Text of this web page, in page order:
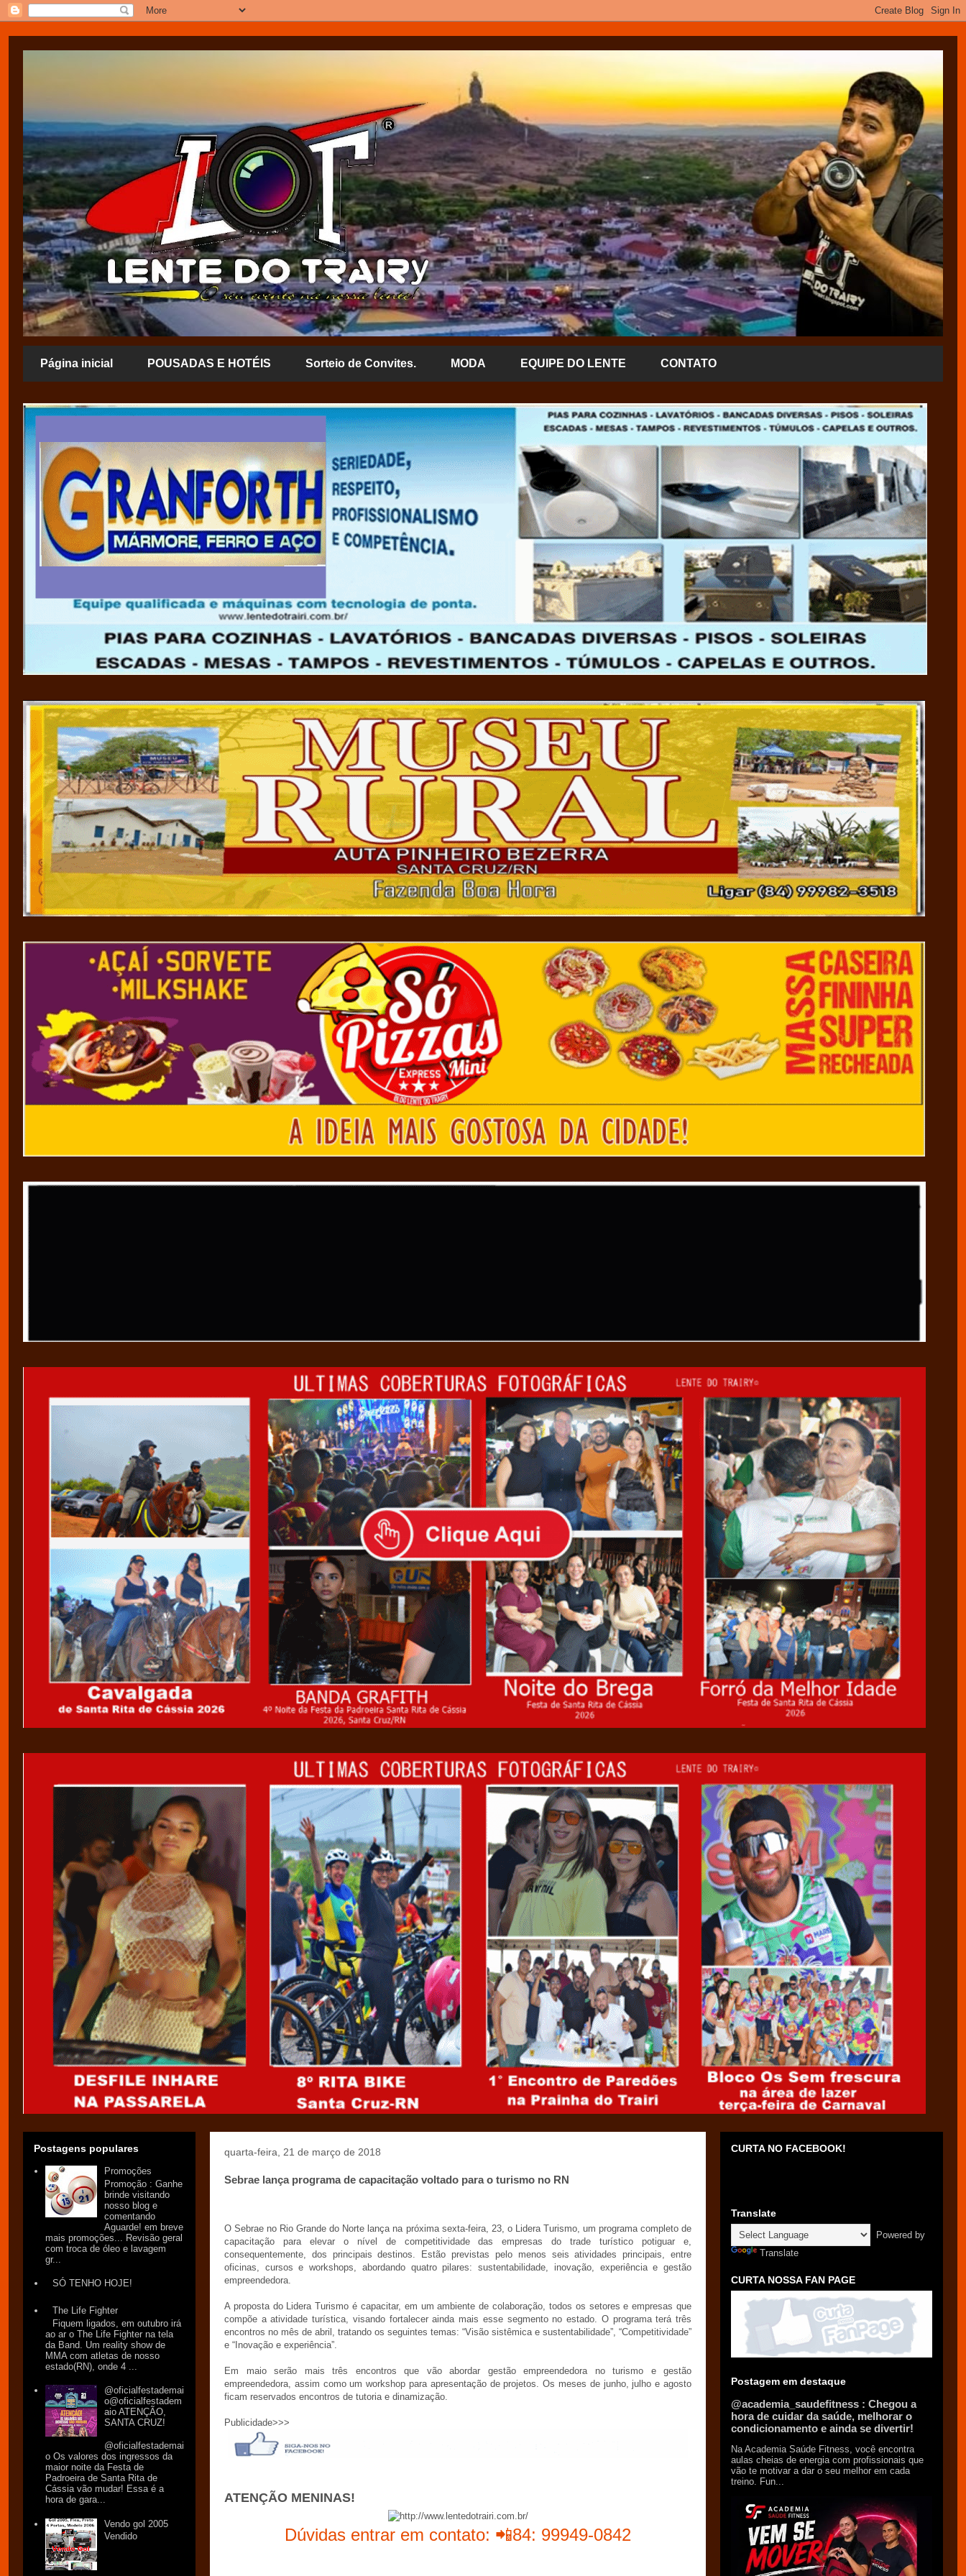
Página inicial POUSADAS E HOTÉIS Sorteio de Convites. MODA EQUIPE DO LENTE CONTATO
quarta-feira, 21 de março de 2018
Sebrae lança programa de capacitação voltado para o turismo no RN
O Sebrae no Rio Grande do Norte lança na próxima sexta-feira, 23, o Lidera Turismo, um programa completo de
capacitação para elevar o nível de competitividade das empresas do trade turístico potiguar e,
consequentemente, dos principais destinos. Estão previstas pelo menos seis atividades principais, entre
oficinas, cursos e workshops, abordando quatro pilares: sustentabilidade, inovação, experiência e gestão
empreendedora.
A proposta do Lidera Turismo é capacitar, em um ambiente de colaboração, todos os setores e empresas que
compõe a atividade turística, visando fortalecer ainda mais esse segmento no estado. O programa terá três
encontros no mês de abril, tratando os seguintes temas: “Visão sistêmica e sustentabilidade”, “Competitividade”
e “Inovação e experiência”.
Em maio serão mais três encontros que vão abordar gestão empreendedora no turismo e gestão
empreendedora, assim como um workshop para apresentação de projetos. Os meses de junho, julho e agosto
ficam reservados encontros de tutoria e dinamização.
Publicidade>>>
ATENÇÃO MENINAS!
Dúvidas entrar em contato: 📲84: 99949-0842
Postagens populares
Promoções
Promoção : Ganhe
brinde visitando
nosso blog e
comentando
Aguarde! em breve
mais promoções... Revisão geral
com troca de óleo e lavagem
gr...
SÓ TENHO HOJE!
The Life Fighter
Fiquem ligados, em outubro irá
ao ar o The Life Fighter na tela
da Band. Um reality show de
MMA com atletas de nosso
estado(RN), onde 4 ...
@oficialfestademai
o@oficialfestadem
aio ATENÇÃO,
SANTA CRUZ!
@oficialfestademai
o Os valores dos ingressos da
maior noite da Festa de
Padroeira de Santa Rita de
Cássia vão mudar! Essa é a
hora de gara...
Vendo gol 2005
Vendido
CURTA NO FACEBOOK!
Translate
Powered by
Translate
CURTA NOSSA FAN PAGE
Postagem em destaque
@academia_saudefitness : Chegou a
hora de cuidar da saúde, melhorar o
condicionamento e ainda se divertir!
Na Academia Saúde Fitness, você encontra
aulas cheias de energia com profissionais que
vão te motivar a dar o seu melhor em cada
treino. Fun...